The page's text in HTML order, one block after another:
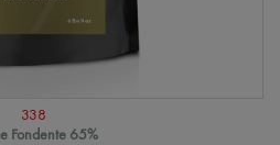
338
Fondente 65%